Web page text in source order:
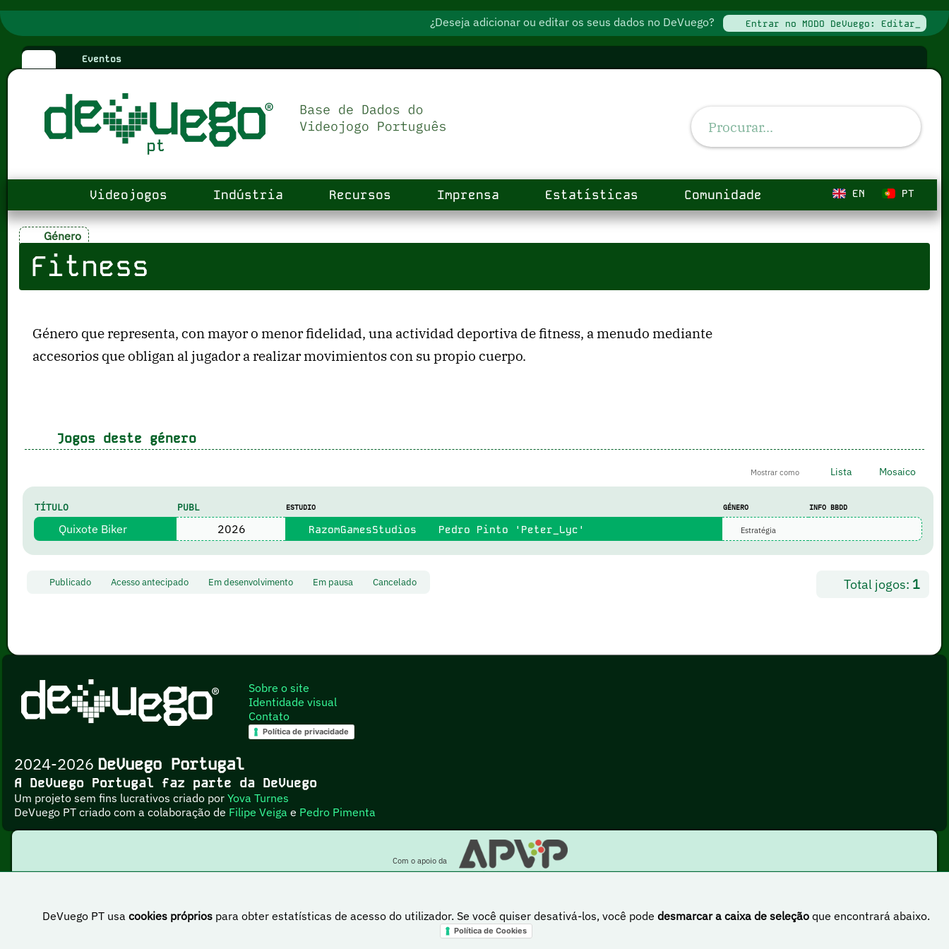
¿Deseja adicionar ou editar os seus dados no DeVuego? Entrar no MODO DeVuego: Editar_
Eventos
Videojogos Indústria Recursos Imprensa Estatísticas Comunidade PT
EN
Género
Fitness
Género que representa, con mayor o menor fidelidad, una actividad deportiva de fitness, a menudo mediante
accesorios que obligan al jugador a realizar movimientos con su propio cuerpo.
Jogos deste género
Mostrar como Lista Mosaico
TÍTULO PUBL ESTUDIO GÉNERO INFO BBDD
Quixote Biker 2026 RazomGamesStudios Pedro Pinto 'Peter_Lyc' Estratégia
Total jogos: 1
Publicado Acesso antecipado Em desenvolvimento Em pausa Cancelado
DeVuego PT usa cookies própriospara obter estatísticas de acesso do utilizador. Se você quiser desativá-los, você pode desmarcar a caixa de seleçãoque encontrará abaixo.
Política de Cookies
Sobre o site
Identidade visual
Contato
Política de privacidade
2024-2026 DeVuego Portugal
A DeVuego Portugal faz parte da DeVuego
Um projeto sem fins lucrativos criado porYova Turnes
DeVuego PT criado com a colaboração de Filipe Veiga e Pedro Pimenta
Com o apoio da
Esta obra está sob uma licença Creative Commons Atribuição-NãoComercial-PartilhaIgual 4.0 Internacional